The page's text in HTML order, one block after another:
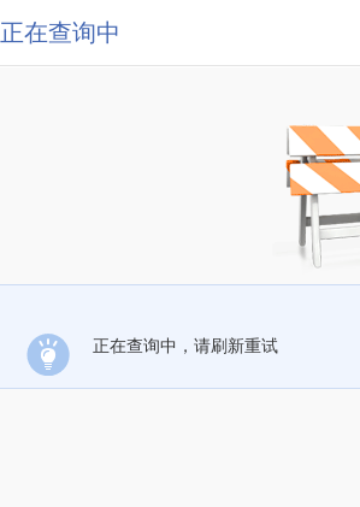
正在查询中
正在查询中，请刷新重试